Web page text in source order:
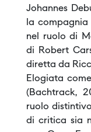
Johannes
la
nel ruolo di
di Robert
diretta da
Elogiata
(Bachtrack,
ruolo
di critica sia